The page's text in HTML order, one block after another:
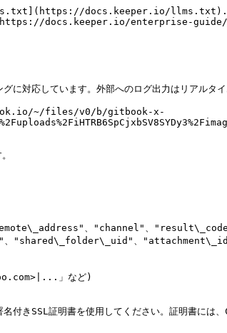
docs.keeper.io/llms.txt).
docs.keeper.io/enterprise-
応しています。外部へのログ出力はリアルタイ
~/files/v0/b/gitbook-x-
、"channel"、
"shared\_folder\_uid"、
」など)
付きSSL証明書を使用してください。証明書に